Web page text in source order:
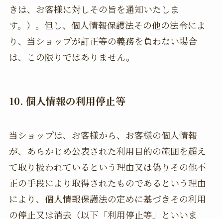
きは、お客様に対しその旨を通知いたしま
す。）。但し、個人情報保護法その他の法令によ
り、当ショップが訂正等の義務を負わない場合
は、この限りではありません。
10. 個人情報の利用停止等
当ショップは、お客様から、お客様の個人情報
が、あらかじめ公表された利用目的の範囲を超え
て取り扱われているという理由又は偽りその他不
正の手段により取得されたものであるという理由
により、個人情報保護法の定めに基づきその利用
の停止又は消去（以下「利用停止等」といいま